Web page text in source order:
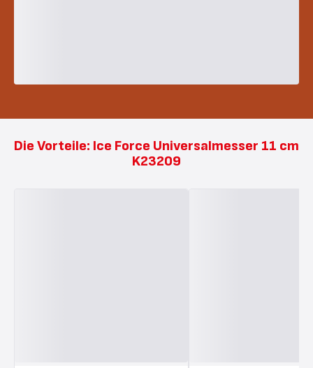
Die Vorteile: Ice Force Universalmesser 11 cm
K23209